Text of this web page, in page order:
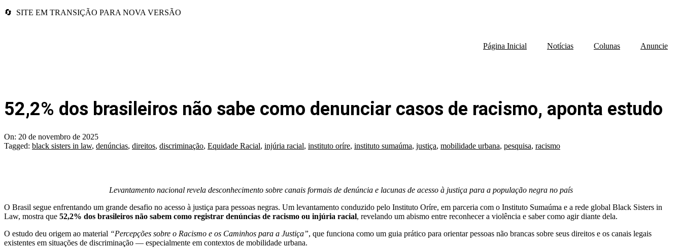
🔄 SITE EM TRANSIÇÃO PARA NOVA VERSÃO
Página Inicial Notícias Colunas Anuncie
52,2% dos brasileiros não sabe como denunciar casos de racismo, aponta estudo
On: 20 de novembro de 2025
Tagged: black sisters in law, denúncias, direitos, discriminação, Equidade Racial, injúria racial, instituto oríre, instituto sumaúma, justiça, mobilidade urbana, pesquisa, racismo
Levantamento nacional revela desconhecimento sobre canais formais de denúncia e lacunas de acesso à justiça para a população negra no país
O Brasil segue enfrentando um grande desafio no acesso à justiça para pessoas negras. Um levantamento conduzido pelo Instituto Oríre, em parceria com o Instituto Sumaúma e a rede global Black Sisters in
Law, mostra que 52,2% dos brasileiros não sabem como registrar denúncias de racismo ou injúria racial, revelando um abismo entre reconhecer a violência e saber como agir diante dela.
O estudo deu origem ao material “Percepções sobre o Racismo e os Caminhos para a Justiça”, que funciona como um guia prático para orientar pessoas não brancas sobre seus direitos e os canais legais
existentes em situações de discriminação — especialmente em contextos de mobilidade urbana.